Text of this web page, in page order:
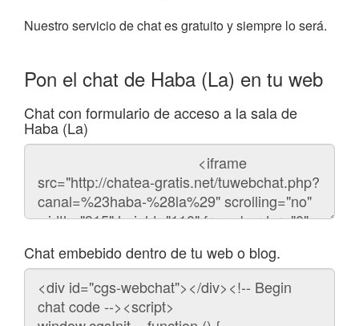
Nuestro servicio de chat es gratuito y siempre lo será.
Pon el chat de Haba (La) en tu web
Chat con formulario de acceso a la sala de
Haba (La)
Código
chat
Chat embebido dentro de tu web o blog.
Código
para
embeber